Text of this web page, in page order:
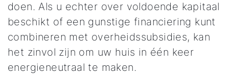
doen. Als u echter over voldoende kapitaal
beschikt of een gunstige financiering kunt
combineren met overheidssubsidies, kan
het zinvol zijn om uw huis in één keer
energieneutraal te maken.